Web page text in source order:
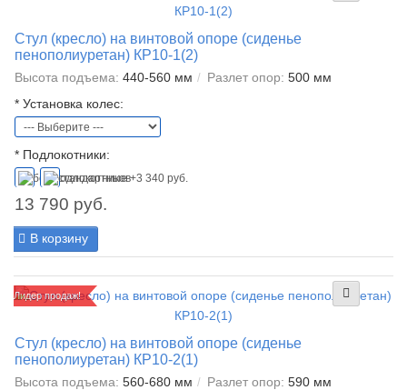
Стул (кресло) на винтовой опоре (сиденье
пенополиуретан) КР10-1(2)
Высота подъема: 440-560 мм Разлет опор: 500 мм
* Установка колес:
* Подлокотники:
13 790 руб.
В корзину
Лидер продаж!
Стул (кресло) на винтовой опоре (сиденье
пенополиуретан) КР10-2(1)
Высота подъема: 560-680 мм Разлет опор: 590 мм